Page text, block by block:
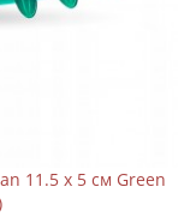
11.5 x 5 см Green